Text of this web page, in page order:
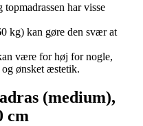
har visse
kg) kan gøre den svær at
være for høj for nogle,
ønsket æstetik.
(medium),
cm